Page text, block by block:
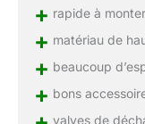
+ rapide à monter
+ matériau de
+ beaucoup
+ bons
valves de